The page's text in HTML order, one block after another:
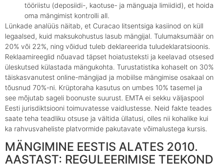
tööriistu (deposiidi-, kaotuse- ja mänguaja limiidid), et hoida
oma mängimist kontrolli all.
Lünkade analüüs näitab, et Curacao litsentsiga kasiinod on küll
legaalsed, kuid maksukohustus lasub mängijal. Tulumaksumäär on
20% või 22%, ning võidud tuleb deklareerida tuludeklaratsioonis.
Reklaamireeglid nõuavad täpset hoiatusteksti ja keelavad otsesed
üleskutsed külastada mängukohta. Turustatistika kohaselt on 30%
täiskasvanutest online-mängijad ja mobiilse mängimise osakaal on
tõusnud 70%-ni. Krüptoraha kasutus on umbes 10% tasemel ja
see mõjutab sageli boonuste suurust. EMTA ei sekku väljaspool
Eesti jurisdiktsiooni toimuvatesse vaidlustesse. Neid fakte teades
saate teha teadliku otsuse ja vältida üllatusi, olles nii kohalike kui
ka rahvusvaheliste platvormide pakutavate võimalustega kursis.
MÄNGIMINE EESTIS ALATES 2010.
AASTAST: REGULEERIMISE TEEKOND